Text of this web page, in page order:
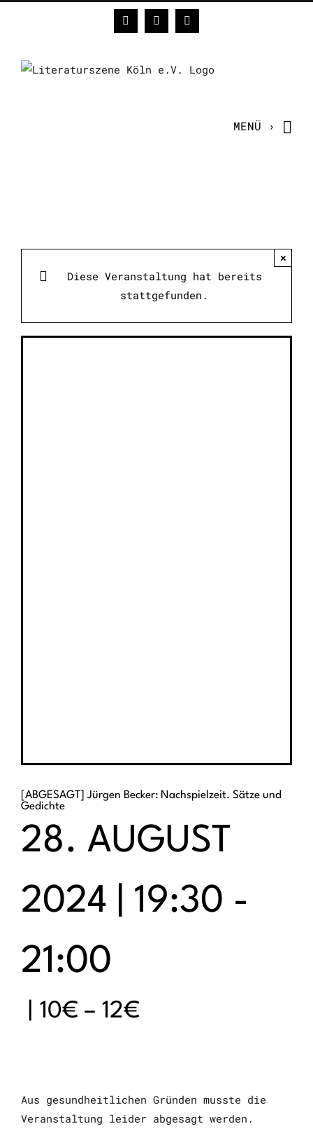
FacebookInstagram
E-
Mail
Diese Veranstaltung hat bereits
stattgefunden.
×
[ABGESAGT] Jürgen Becker: Nachspielzeit. Sätze und
Gedichte
28. AUGUST
2024 | 19:30 -
21:00
10€ – 12€
Aus gesundheitlichen Gründen musste die
Veranstaltung leider abgesagt werden.